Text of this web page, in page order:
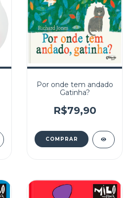
Por onde tem andado
Gatinha?
R$79,90